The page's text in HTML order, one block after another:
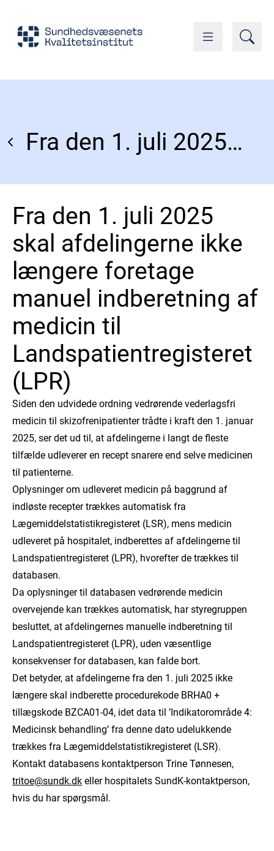
Fra den 1. juli 2025 skal afdelingerne ikke længere foretage manuel indberetning af medicin til Landspatientregisteret (LPR)
Fra den 1. juli 2025
skal afdelingerne ikke
længere foretage
manuel indberetning af
medicin til
Landspatientregisteret
(LPR)
Siden den udvidede ordning vedrørende vederlagsfri
medicin til skizofrenipatienter trådte i kraft den 1. januar
2025, ser det ud til, at afdelingerne i langt de fleste
tilfælde udleverer en recept snarere end selve medicinen
til patienterne.
Oplysninger om udleveret medicin på baggrund af
indløste recepter trækkes automatisk fra
Lægemiddelstatistikregisteret (LSR), mens medicin
udleveret på hospitalet, indberettes af afdelingerne til
Landspatientregisteret (LPR), hvorefter de trækkes til
databasen.
Da oplysninger til databasen vedrørende medicin
overvejende kan trækkes automatisk, har styregruppen
besluttet, at afdelingernes manuelle indberetning til
Landspatientregisteret (LPR), uden væsentlige
konsekvenser for databasen, kan falde bort.
Det betyder, at afdelingerne fra den 1. juli 2025 ikke
længere skal indberette procedurekode BRHA0 +
tillægskode BZCA01-04, idet data til ’Indikatorområde 4:
Medicinsk behandling’ fra denne dato udelukkende
trækkes fra Lægemiddelstatistikregisteret (LSR).
Kontakt databasens kontaktperson Trine Tønnesen,
tritoe@sundk.dk eller hospitalets SundK-kontaktperson,
hvis du har spørgsmål.